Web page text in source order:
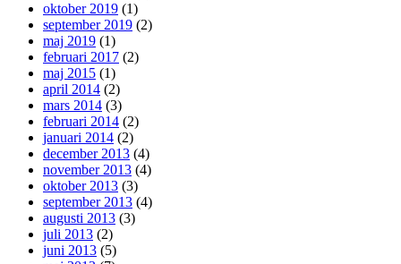
oktober 2019 (1)
september 2019 (2)
maj 2019 (1)
februari 2017 (2)
maj 2015 (1)
april 2014 (2)
mars 2014 (3)
februari 2014 (2)
januari 2014 (2)
december 2013 (4)
november 2013 (4)
oktober 2013 (3)
september 2013 (4)
augusti 2013 (3)
juli 2013 (2)
juni 2013 (5)